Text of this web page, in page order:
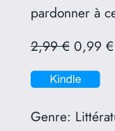
pardonner à
2,99 €0,99 €
Genre: